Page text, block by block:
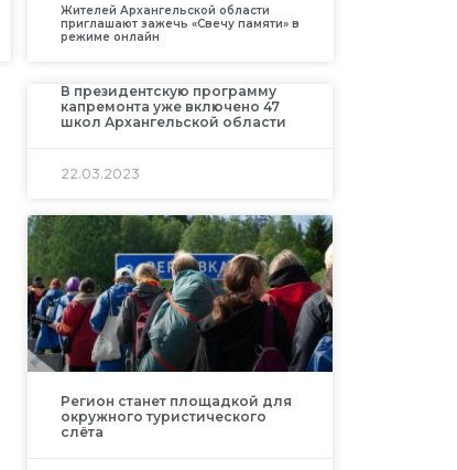
Жителей Архангельской области
приглашают зажечь «Свечу памяти» в
режиме онлайн
В президентскую программу
капремонта уже включено 47
школ Архангельской области
22.03.2023
Регион станет площадкой для
окружного туристического
слёта